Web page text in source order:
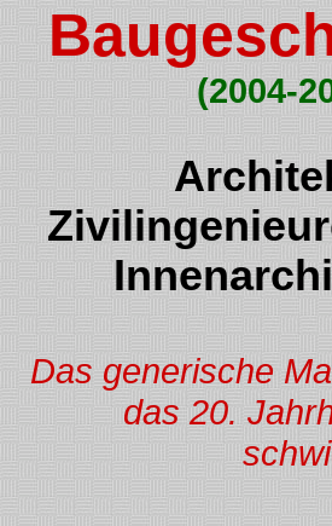
(2004-
Das generische
das 20.